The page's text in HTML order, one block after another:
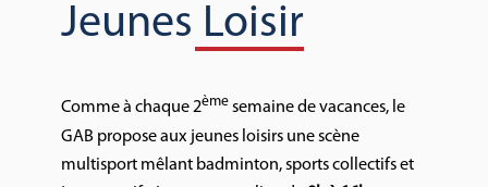
Jeunes Loisir
Comme à chaque 2ème semaine de vacances, le
GAB propose aux jeunes loisirs une scène
multisport mêlant badminton, sports collectifs et